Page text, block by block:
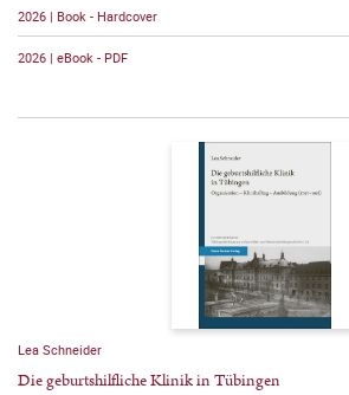
2026 | Book - Hardcover
2026 | eBook - PDF
Lea Schneider
Die geburtshilfliche Klinik in Tübingen